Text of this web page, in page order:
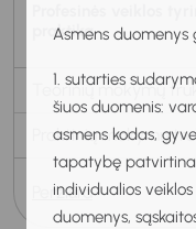
Asmens duomenys
1. sutarties
šiuos duomenis:
asmens kodas,
tapatybę
individualios
duomenys,
praktika
Teorinių mokymų
Praktinių mokymų
Peržiūra